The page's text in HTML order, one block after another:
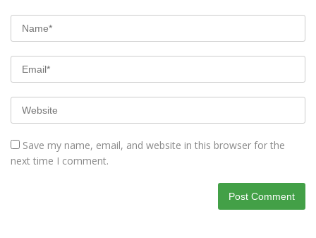
Save my name, email, and website in this browser for the
next time I comment.